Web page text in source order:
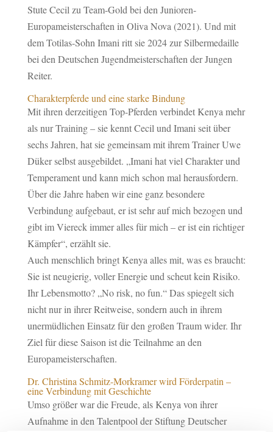
Stute Cecil zu Team-Gold bei den Junioren-
Europameisterschaften in Oliva Nova (2021). Und mit
dem Totilas-Sohn Imani ritt sie 2024 zur Silbermedaille
bei den Deutschen Jugendmeisterschaften der Jungen
Reiter.
Charakterpferde und eine starke Bindung
Mit ihren derzeitigen Top-Pferden verbindet Kenya mehr
als nur Training – sie kennt Cecil und Imani seit über
sechs Jahren, hat sie gemeinsam mit ihrem Trainer Uwe
Düker selbst ausgebildet. „Imani hat viel Charakter und
Temperament und kann mich schon mal herausfordern.
Über die Jahre haben wir eine ganz besondere
Verbindung aufgebaut, er ist sehr auf mich bezogen und
gibt im Viereck immer alles für mich – er ist ein richtiger
Kämpfer“, erzählt sie.
Auch menschlich bringt Kenya alles mit, was es braucht:
Sie ist neugierig, voller Energie und scheut kein Risiko.
Ihr Lebensmotto? „No risk, no fun.“ Das spiegelt sich
nicht nur in ihrer Reitweise, sondern auch in ihrem
unermüdlichen Einsatz für den großen Traum wider. Ihr
Ziel für diese Saison ist die Teilnahme an den
Europameisterschaften.
Dr. Christina Schmitz-Morkramer wird Förderpatin –
eine Verbindung mit Geschichte
Umso größer war die Freude, als Kenya von ihrer
Aufnahme in den Talentpool der Stiftung Deutscher